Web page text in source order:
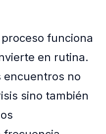
funciona
en rutina.
encuentros no
sino también